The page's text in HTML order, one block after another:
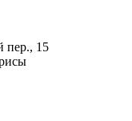
пер., 15